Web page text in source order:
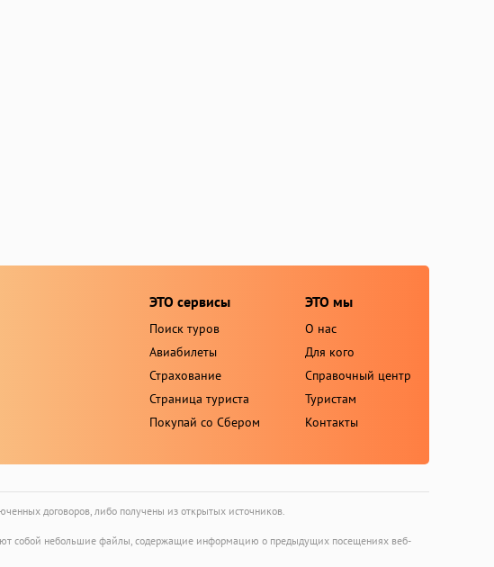
ЭТО сервисы
Поиск туров
Авиабилеты
Страхование
Страница туриста
Покупай со Сбером
ЭТО мы
О нас
Для кого
Справочный центр
Туристам
Контакты
договоров, либо получены из открытых источников.
собой небольшие файлы, содержащие информацию о предыдущих посещениях веб-